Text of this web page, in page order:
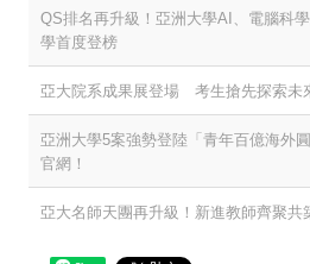
QS排名再升級！亞洲大學AI、電腦科
學首度登榜
亞大院系成果展登場 考生搶先探索未
亞洲大學5案強勢登陸「青年百億海外圓
官網！
亞大名師天團再升級！新進教師齊聚共